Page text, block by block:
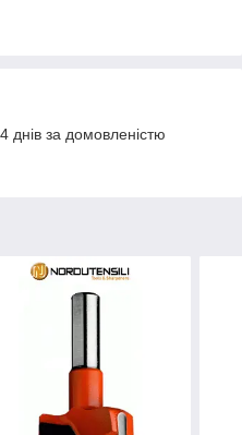
днів за домовленістю